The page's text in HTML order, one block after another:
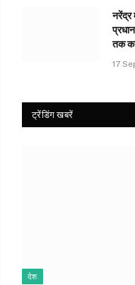
नरेंद्र
तक
17
ट्रेंडिंग खबरें
देश